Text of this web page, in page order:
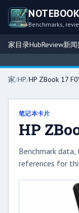
Benchmarks,
家目录HubReview新闻
家/HP/HP ZBook 17
笔记本卡片
HP
Benchmark
references for